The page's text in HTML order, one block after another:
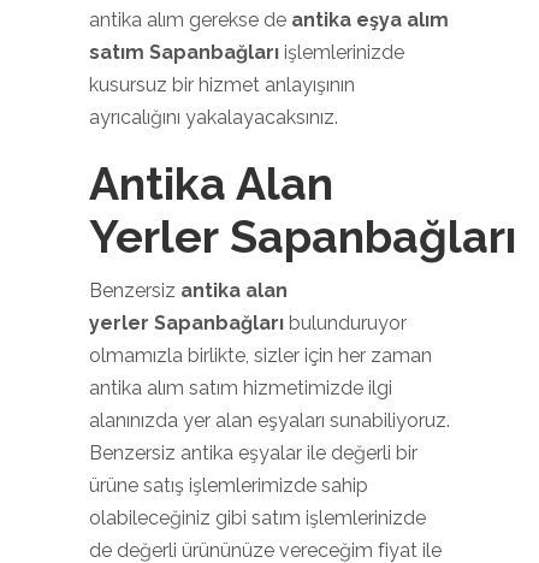
antika alım gerekse de antika eşya alım
satım Sapanbağları işlemlerinizde
kusursuz bir hizmet anlayışının
ayrıcalığını yakalayacaksınız.
Antika Alan
Yerler Sapanbağları
Benzersiz antika alan
yerler Sapanbağları bulunduruyor
olmamızla birlikte, sizler için her zaman
antika alım satım hizmetimizde ilgi
alanınızda yer alan eşyaları sunabiliyoruz.
Benzersiz antika eşyalar ile değerli bir
ürüne satış işlemlerimizde sahip
olabileceğiniz gibi satım işlemlerinizde
de değerli ürününüze vereceğim fiyat ile